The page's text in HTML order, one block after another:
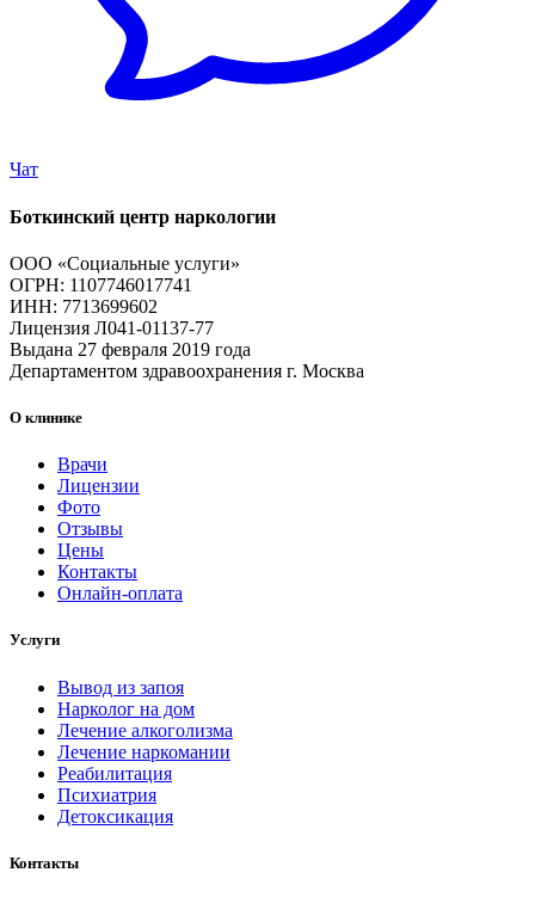
Чат
Боткинский центр наркологии
ООО «Социальные услуги»
ОГРН: 1107746017741
ИНН: 7713699602
Лицензия Л041-01137-77
Выдана 27 февраля 2019 года
Департаментом здравоохранения г. Москва
О клинике
Врачи
Лицензии
Фото
Отзывы
Цены
Контакты
Онлайн-оплата
Услуги
Вывод из запоя
Нарколог на дом
Лечение алкоголизма
Лечение наркомании
Реабилитация
Психиатрия
Детоксикация
Контакты